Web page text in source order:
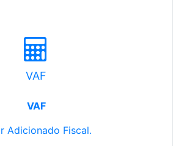
VAF
VAF
Adicionado Fiscal.